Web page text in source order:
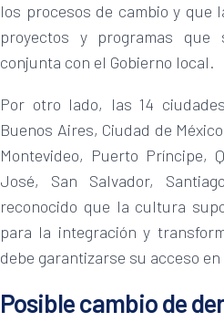
los procesos de cambio y que
proyectos y programas
conjunta con el Gobierno local.
Por otro lado, las 14
Buenos Aires, Ciudad de
Montevideo, Puerto Príncipe,
José, San Salvador,
reconocido que la cultura
para la integración y
debe garantizarse su acceso
Posible cambio de